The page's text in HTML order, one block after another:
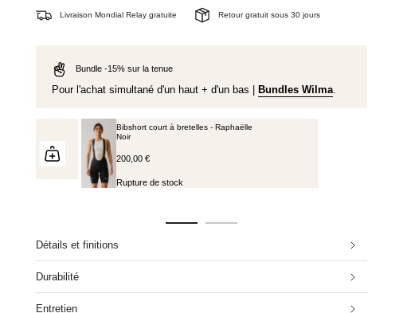
Livraison Mondial Relay gratuite Retour gratuit sous 30 jours
Bundle -15% sur la tenue
Pour l'achat simultané d'un haut + d'un bas | Bundles Wilma.
Bibshort court à bretelles - Raphaëlle
Noir
200,00 €
Rupture de stock
Détails et finitions
Durabilité
Entretien